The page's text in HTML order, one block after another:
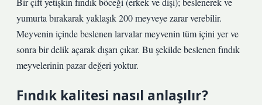
yumurta bırakarak yaklaşık 200 meyveye zarar verebilir.
Meyvenin içinde beslenen larvalar meyvenin tüm içini yer ve
sonra bir delik açarak dışarı çıkar. Bu şekilde beslenen fındık
meyvelerinin pazar değeri yoktur.
Fındık kalitesi nasıl anlaşılır?